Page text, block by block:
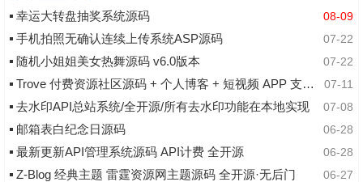
QL5.6+,I#JS+CS...
08-09
幸运大转盘抽奖系统源码
07-22
手机拍照无确认连续上传系统ASP源码
07-22
随机小姐姐美女热舞源码 v6.0版本
07-11
Trove 付费资源社区源码 + 个人博客 + 短视频 APP 支持 AI 大模型多支付多存储
07-08
去水印API总站系统/全开源/所有去水印功能在本地实现
06-28
邮箱表白纪念日源码
06-28
最新更新API管理系统源码 API计费 全开源
06-27
Z-Blog 经典主题 雷霆资源网主题源码 全开源·无后门